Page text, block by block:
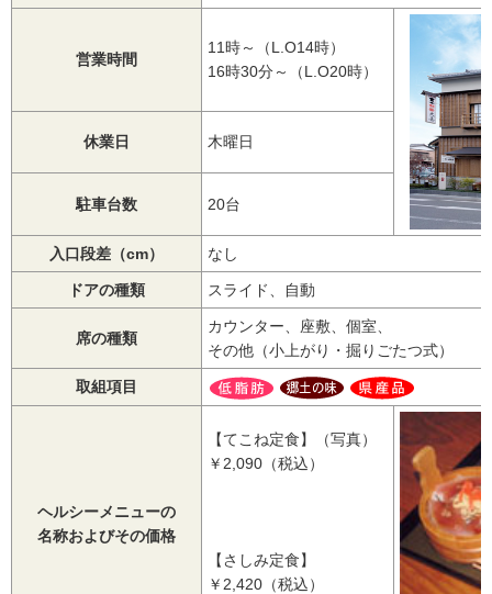
営業時間
11時～（L.O14時）
16時30分～（L.O20時）
休業日 木曜日
駐車台数 20台
入口段差（cm） なし
ドアの種類 スライド、自動
席の種類
カウンター、座敷、個室、
その他（小上がり・掘りごたつ式）
取組項目
ヘルシーメニューの
名称およびその価格
【てこね定食】（写真）
￥2,090（税込）
【さしみ定食】
￥2,420（税込）